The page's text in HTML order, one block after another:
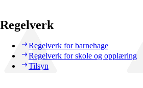
Regelverk
Regelverk for barnehage
Regelverk for skole og opplæring
Tilsyn